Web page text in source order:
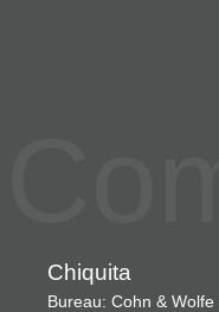
Chiquita
Bureau: Cohn &